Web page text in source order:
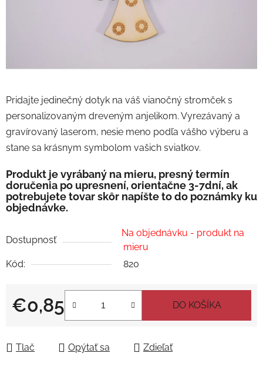
Pridajte jedinečný dotyk na váš vianočný stromček s
personalizovaným dreveným anjelikom. Vyrezávaný a
gravírovaný laserom, nesie meno podľa vášho výberu a
stane sa krásnym symbolom vašich sviatkov.
Produkt je vyrábaný na mieru, presný termín
doručenia po upresnení, orientačne 3-7dní, ak
potrebujete tovar skôr napíšte to do poznámky ku
objednávke.
Dostupnosť
Na objednávku - produkt na
mieru
Kód:
820
€0,85
Jednotková cena:
DO KOŠÍKA
Tlač Opýtať sa Zdieľať